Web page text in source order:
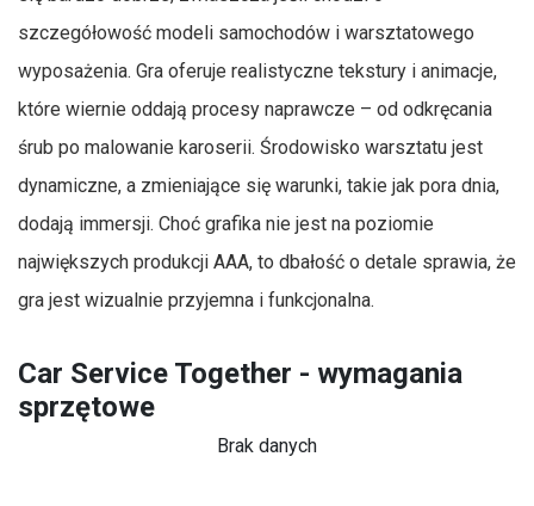
szczegółowość modeli samochodów i warsztatowego
wyposażenia. Gra oferuje realistyczne tekstury i animacje,
które wiernie oddają procesy naprawcze – od odkręcania
śrub po malowanie karoserii. Środowisko warsztatu jest
dynamiczne, a zmieniające się warunki, takie jak pora dnia,
dodają immersji. Choć grafika nie jest na poziomie
największych produkcji AAA, to dbałość o detale sprawia, że
gra jest wizualnie przyjemna i funkcjonalna.
Car Service Together - wymagania
sprzętowe
Brak danych